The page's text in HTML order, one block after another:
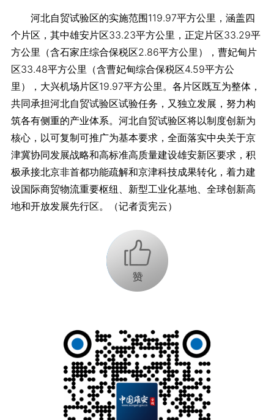
河北自贸试验区的实施范围119.97平方公里，涵盖四
个片区，其中雄安片区33.23平方公里，正定片区33.29平
方公里（含石家庄综合保税区2.86平方公里），曹妃甸片
区33.48平方公里（含曹妃甸综合保税区4.59平方公
里），大兴机场片区19.97平方公里。各片区既互为整体，
共同承担河北自贸试验区试验任务，又独立发展，努力构
筑各有侧重的产业体系。河北自贸试验区将以制度创新为
核心，以可复制可推广为基本要求，全面落实中央关于京
津冀协同发展战略和高标准高质量建设雄安新区要求，积
极承接北京非首都功能疏解和京津科技成果转化，着力建
设国际商贸物流重要枢纽、新型工业化基地、全球创新高
地和开放发展先行区。（记者贡宪云）
+1